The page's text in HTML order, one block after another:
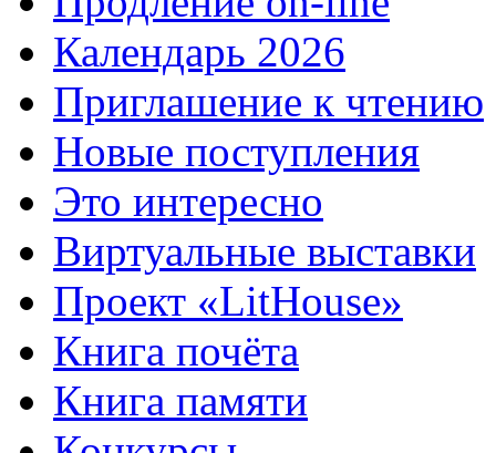
Календарь 2026
Приглашение к чтению
Новые поступления
Это интересно
Виртуальные выставки
Проект «LitHouse»
Книга почёта
Книга памяти